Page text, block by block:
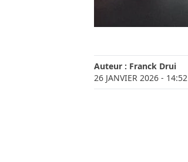
Auteur : Franck Drui
26 JANVIER 2026 - 14:52